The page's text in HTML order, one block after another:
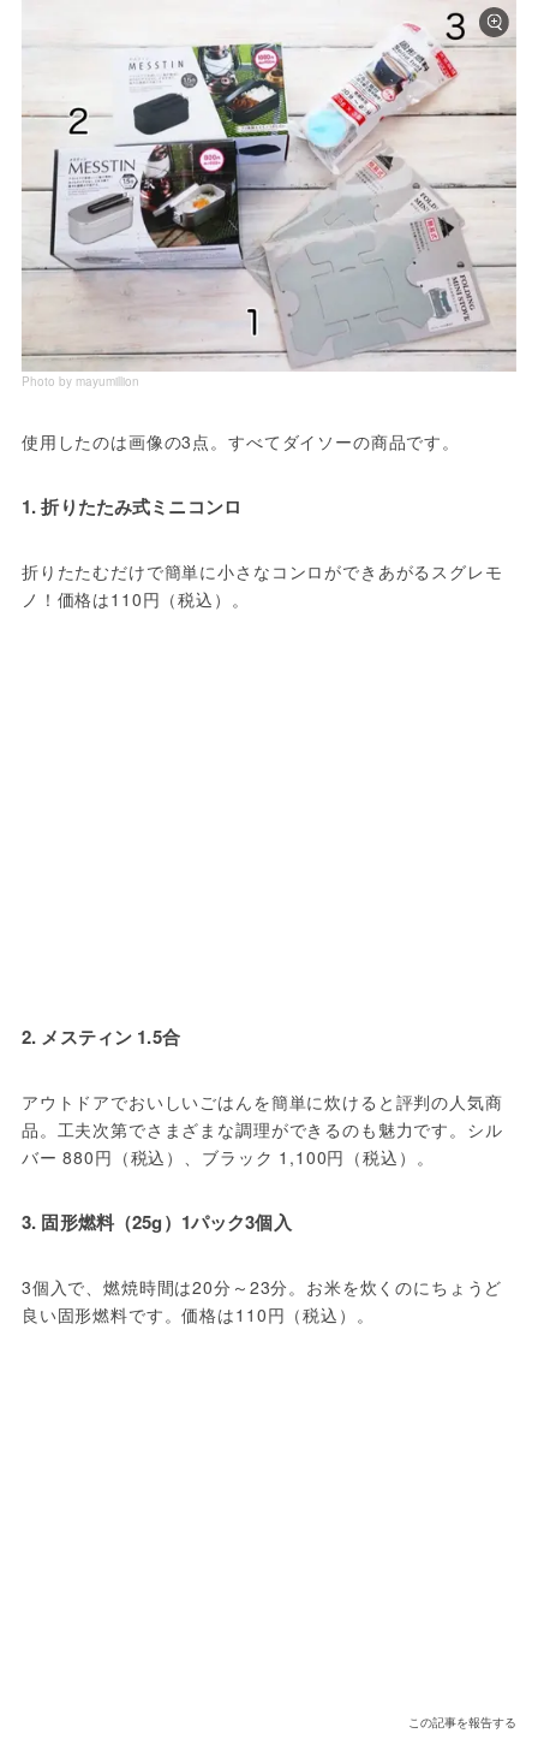
Photo by mayumillion
使用したのは画像の3点。すべてダイソーの商品です。
1. 折りたたみ式ミニコンロ
折りたたむだけで簡単に小さなコンロができあがるスグレモ
ノ！価格は110円（税込）。
2. メスティン 1.5合
アウトドアでおいしいごはんを簡単に炊けると評判の人気商
品。工夫次第でさまざまな調理ができるのも魅力です。シル
バー 880円（税込）、ブラック 1,100円（税込）。
3. 固形燃料（25g）1パック3個入
3個入で、燃焼時間は20分～23分。お米を炊くのにちょうど
良い固形燃料です。価格は110円（税込）。
この記事を報告する